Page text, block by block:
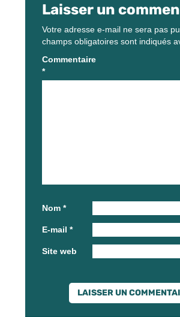
Laisser un
Votre adresse e-mail ne sera pas
champs obligatoires sont indiqués
Commentaire
*
Nom *
E-mail *
Site web